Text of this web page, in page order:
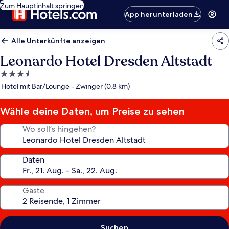
Zum Hauptinhalt springen
App herunterladen
Alle Unterkünfte anzeigen
Leonardo Hotel Dresden Altstadt
3.5-
Sterne-
Hotel mit Bar/Lounge - Zwinger (0,8 km)
Wähle deine Daten, um Preise zu sehen
Wo soll’s hingehen?
Daten
Gäste